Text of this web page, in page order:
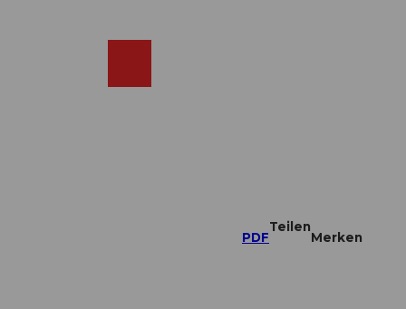
PDF
Teilen
Merken